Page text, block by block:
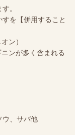
。
を【併用すること
ン）
ンが多く含まれる
ウ、サバ他